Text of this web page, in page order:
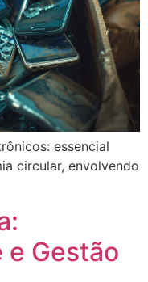
essencial
circular, envolvendo
Gestão